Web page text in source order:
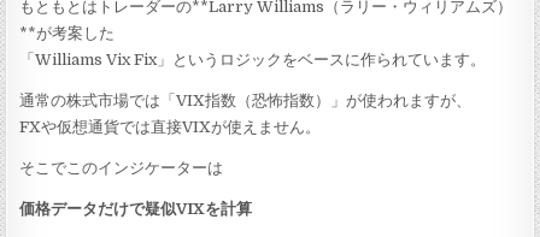
もともとはトレーダーの**Larry Williams（ラリー・ウィリアムズ）
**が考案した
「Williams Vix Fix」というロジックをベースに作られています。
通常の株式市場では「VIX指数（恐怖指数）」が使われますが、
FXや仮想通貨では直接VIXが使えません。
そこでこのインジケーターは
価格データだけで疑似VIXを計算